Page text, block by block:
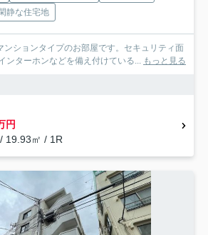
静な住宅地
ンションタイプのお部屋です。セキュリティ面
ンターホンなどを備え付けている... もっと見る
円
19.93㎡ / 1R